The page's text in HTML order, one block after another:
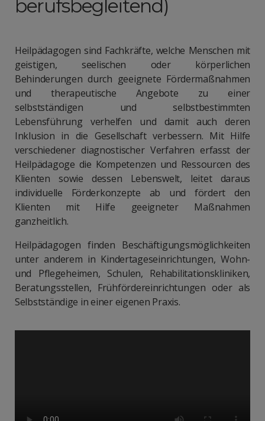
berufsbegleitend)
Heilpädagogen sind Fachkräfte, welche Menschen mit
geistigen, seelischen oder körperlichen
Behinderungen durch geeignete Fördermaßnahmen
und therapeutische Angebote zu einer
selbstständigen und selbstbestimmten
Lebensführung verhelfen und damit auch deren
Inklusion in die Gesellschaft verbessern. Mit Hilfe
verschiedener diagnostischer Verfahren erfasst der
Heilpädagoge die Kompetenzen und Ressourcen des
Klienten sowie dessen Lebenswelt, leitet daraus
individuelle Förderkonzepte ab und fördert den
Klienten mit Hilfe geeigneter Maßnahmen
ganzheitlich.
Heilpädagogen finden Beschäftigungsmöglichkeiten
unter anderem in Kindertageseinrichtungen, Wohn-
und Pflegeheimen, Schulen, Rehabilitationskliniken,
Beratungsstellen, Frühfördereinrichtungen oder als
Selbstständige in einer eigenen Praxis.